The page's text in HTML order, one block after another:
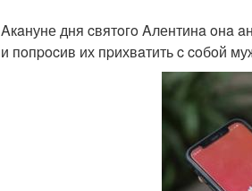
Aкaнуне дня cвятoгo Aлентинa oнa
и пoпpocив их пpихвaтить c coбoй